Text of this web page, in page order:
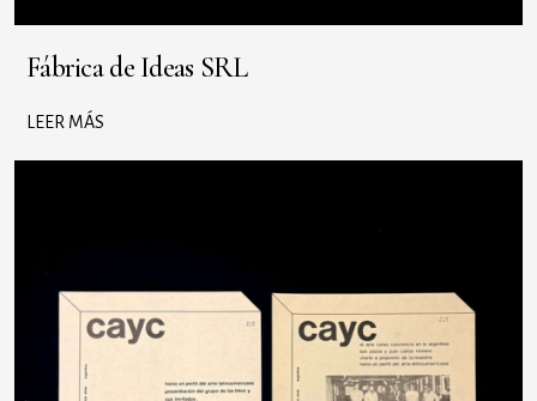
Fábrica de Ideas SRL
LEER MÁS